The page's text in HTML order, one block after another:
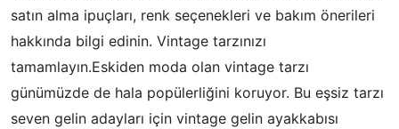
satın alma ipuçları, renk seçenekleri ve bakım önerileri
hakkında bilgi edinin. Vintage tarzınızı
tamamlayın.Eskiden moda olan vintage tarzı
günümüzde de hala popülerliğini koruyor. Bu eşsiz tarzı
seven gelin adayları için vintage gelin ayakkabısı